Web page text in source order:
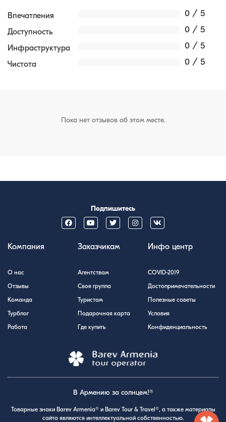
Впечатления 0 / 5
Доступность 0 / 5
Инфраструктура 0 / 5
Чистота 0 / 5
Пока нет отзывов об этом месте.
Подпишитесь
Компания
О нас
Отзывы
Команда
Турблог
Работа
Заказчикам
Агентствам
Своя группа
Туристам
Подарочная карта
Где купить
Инфо центр
COVID-2019
Достопримечательности
Полезные советы
Условия
Конфиденциальность
В Армению за солнцем!®
Товарные знаки Barev Armenia® и Barev Tour & Travel®, а также материалы
сайта являются интеллектуальной собственностью.